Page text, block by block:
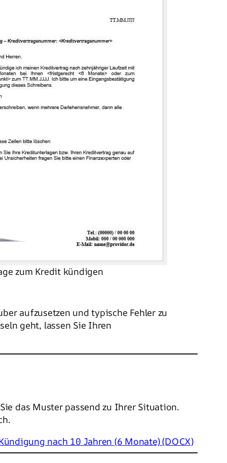
zum Kredit kündigen
aufzusetzen und typische Fehler zu
geht, lassen Sie Ihren
das Muster passend zu Ihrer Situation.
nach 10 Jahren (6 Monate) (DOCX)